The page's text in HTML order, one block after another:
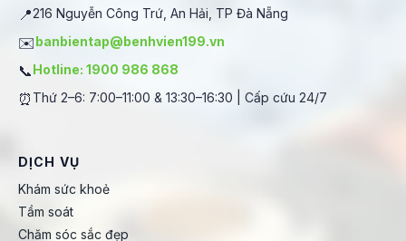
📍216 Nguyễn Công Trứ, An Hải, TP Đà Nẵng
✉️banbientap@benhvien199.vn
📞Hotline: 1900 986 868
⏰ Thứ 2–6: 7:00–11:00 & 13:30–16:30 | Cấp cứu 24/7
DỊCH VỤ
Khám sức khoẻ
Tầm soát
Chăm sóc sắc đẹp